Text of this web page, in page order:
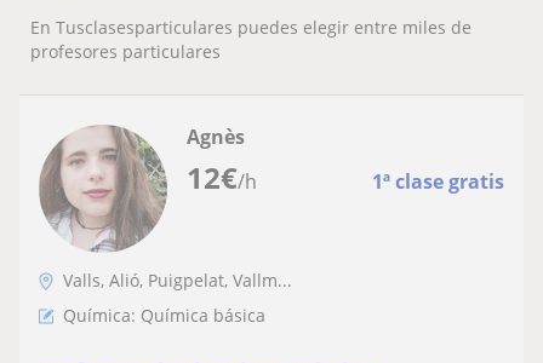
En Tusclasesparticulares puedes elegir entre miles de
profesores particulares
12€/h 1ª clase gratis
Agnès
Valls, Alió, Puigpelat, Vallm...
Química: Química básica